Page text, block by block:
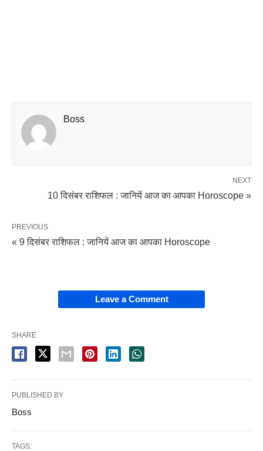
Boss
NEXT
10 दिसंबर राशिफल : जानियें आज का आपका Horoscope »
PREVIOUS
« 9 दिसंबर राशिफल : जानियें आज का आपका Horoscope
Leave a Comment
SHARE
PUBLISHED BY
Boss
TAGS: